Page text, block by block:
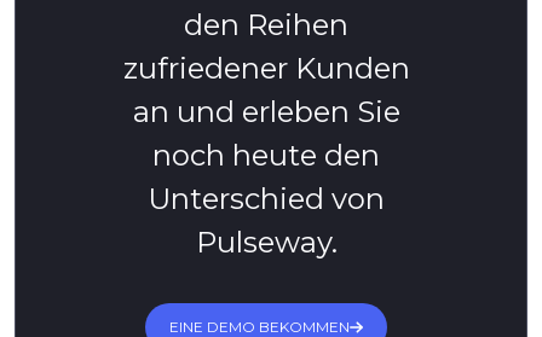
den Reihen
zufriedener Kunden
an und erleben Sie
noch heute den
Unterschied von
Pulseway.
EINE DEMO BEKOMMEN